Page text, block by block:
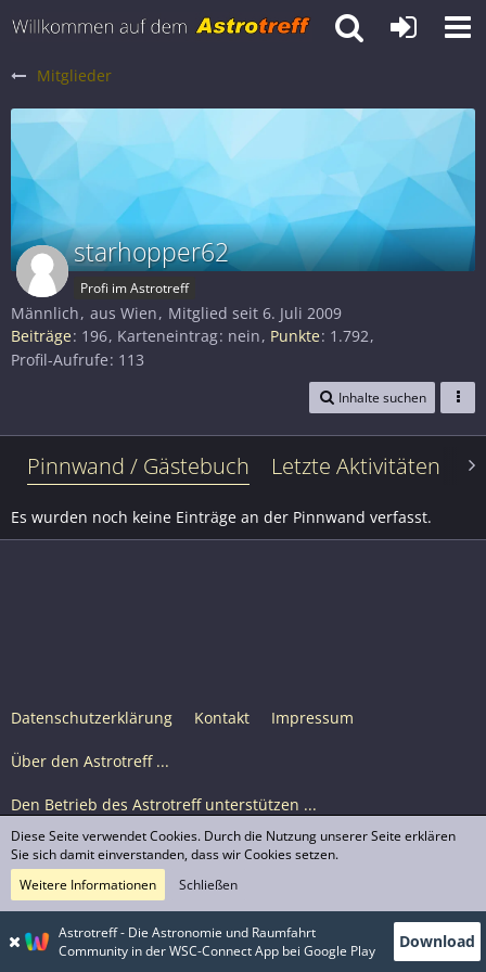
Mitglieder
starhopper62
Profi im Astrotreff
Männlich aus Wien
Mitglied seit 6. Juli 2009
Beiträge 196 Karteneintrag nein Punkte 1.792
Profil-Aufrufe 113
Inhalte suchen
Pinnwand / Gästebuch Letzte Aktivitäten
Es wurden noch keine Einträge an der Pinnwand verfasst.
Datenschutzerklärung Kontakt Impressum
Über den Astrotreff ...
Den Betrieb des Astrotreff unterstützen ...
Nutzungsbedingungen
© Astrotreff 2001-2026, lizenziert unter CC BY-SA,
sofern für einzelne Inhalte nicht anders angegeben
Astrotreff - Die Astronomie und Raumfahrt
Community in der WSC-Connect App bei Google Play
Download
Diese Seite verwendet Cookies. Durch die Nutzung unserer Seite erklären
Sie sich damit einverstanden, dass wir Cookies setzen.
Weitere Informationen
Schließen